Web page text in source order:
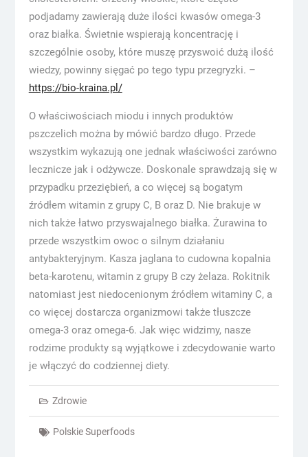
podjadamy zawierają duże ilości kwasów omega-3
oraz białka. Świetnie wspierają koncentrację i
szczególnie osoby, które muszę przyswoić dużą ilość
wiedzy, powinny sięgać po tego typu przegryzki. –
https://bio-kraina.pl/
O właściwościach miodu i innych produktów
pszczelich można by mówić bardzo długo. Przede
wszystkim wykazują one jednak właściwości zarówno
lecznicze jak i odżywcze. Doskonale sprawdzają się w
przypadku przeziębień, a co więcej są bogatym
źródłem witamin z grupy C, B oraz D. Nie brakuje w
nich także łatwo przyswajalnego białka. Żurawina to
przede wszystkim owoc o silnym działaniu
antybakteryjnym. Kasza jaglana to cudowna kopalnia
beta-karotenu, witamin z grupy B czy żelaza. Rokitnik
natomiast jest niedocenionym źródłem witaminy C, a
co więcej dostarcza organizmowi także tłuszcze
omega-3 oraz omega-6. Jak więc widzimy, nasze
rodzime produkty są wyjątkowe i zdecydowanie warto
je włączyć do codziennej diety.
Zdrowie
Polskie Superfoods